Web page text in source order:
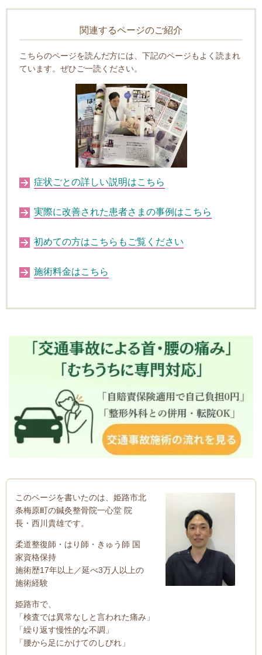
関連するページのご紹介
こちらのページを読んだ方には、下記のページもよく読まれ
ています。ぜひご一読ください。
症状ごとの詳しい説明はこちら
実際に改善された患者さまの事例はこちら
初めての方はこちらもご覧ください
施術料金はこちら
このページを書いたのは、姫路市北
条梅原町の鍼灸整骨院一心堂 院
長・西川貴雄です。
柔道整復師・はり師・きゅう師 国
家資格保持
施術歴17年以上／延べ3万人以上の
施術経験
姫路市で、
「検査では異常なしと言われた痛み」
「繰り返す慢性的な不調」
「腰から足にかけてのしびれ」